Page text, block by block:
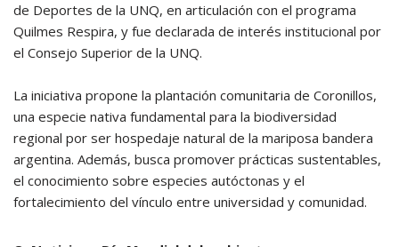
de Deportes de la UNQ, en articulación con el programa
Quilmes Respira, y fue declarada de interés institucional por
el Consejo Superior de la UNQ.
La iniciativa propone la plantación comunitaria de Coronillos,
una especie nativa fundamental para la biodiversidad
regional por ser hospedaje natural de la mariposa bandera
argentina. Además, busca promover prácticas sustentables,
el conocimiento sobre especies autóctonas y el
fortalecimiento del vínculo entre universidad y comunidad.